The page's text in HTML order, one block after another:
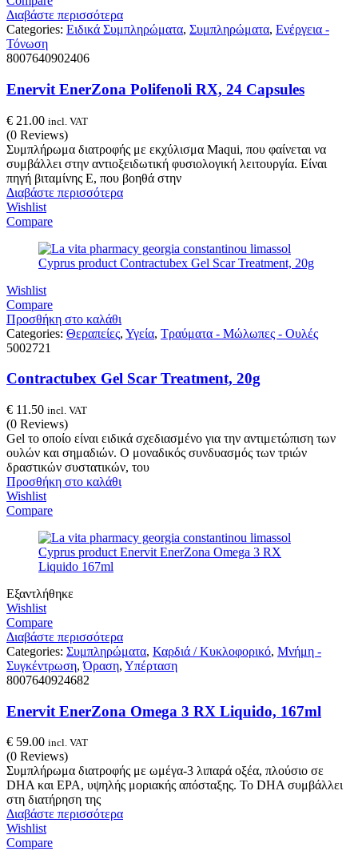
Διαβάστε περισσότερα
Categories: Ειδικά Συμπληρώματα, Συμπληρώματα, Ενέργεια -
Τόνωση
8007640902406
Enervit EnerZona Polifenoli RX, 24 Capsules
€ 21.00 incl. VAT
(0 Reviews)
Συμπλήρωμα διατροφής με εκχύλισμα Maqui, που φαίνεται να
συμβάλλει στην αντιοξειδωτική φυσιολογική λειτουργία. Είναι
πηγή βιταμίνης Ε, που βοηθά στην
Διαβάστε περισσότερα
Wishlist
Compare
Wishlist
Compare
Προσθήκη στο καλάθι
Categories: Θεραπείες, Υγεία, Τραύματα - Μώλωπες - Ουλές
5002721
Contractubex Gel Scar Treatment, 20g
€ 11.50 incl. VAT
(0 Reviews)
Gel το οποίο είναι ειδικά σχεδιασμένο για την αντιμετώπιση των
ουλών και σημαδιών. Ο μοναδικός συνδυασμός των τριών
δραστικών συστατικών, του
Προσθήκη στο καλάθι
Wishlist
Compare
Εξαντλήθηκε
Wishlist
Compare
Διαβάστε περισσότερα
Categories: Συμπληρώματα, Καρδιά / Κυκλοφορικό, Μνήμη -
Συγκέντρωση,Όραση, Υπέρταση
8007640924682
Enervit EnerZona Omega 3 RX Liquido, 167ml
€ 59.00 incl. VAT
(0 Reviews)
Συμπλήρωμα διατροφής με ωμέγα-3 λιπαρά οξέα, πλούσιο σε
DHA και EPA, υψηλής μοριακής απόσταξης. Το DHA συμβάλλει
στη διατήρηση της
Διαβάστε περισσότερα
Wishlist
Compare